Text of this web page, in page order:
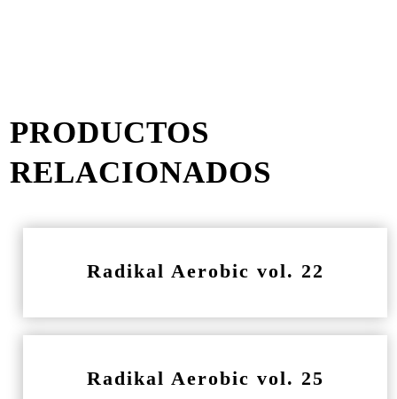
PRODUCTOS
RELACIONADOS
Radikal Aerobic vol. 22
Radikal Aerobic vol. 25